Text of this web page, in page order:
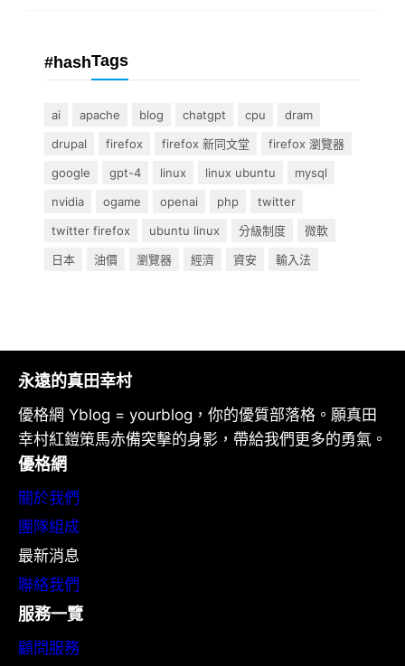
#hashTags
ai apache blog chatgpt cpu
dram
drupal
firefox firefox 新同文堂
firefox 瀏覽器
google
gpt-4 linux linux ubuntu
mysql
nvidia
ogame openai php
twitter
twitter firefox
ubuntu linux 分級制度
微軟
日本
油價 瀏覽器 經濟 資安 輸入法
永遠的真田幸村
優格網 Yblog = yourblog，你的優質部落格。願真田
幸村紅鎧策馬赤備突擊的身影，帶給我們更多的勇氣。
優格網
關於我們
團隊組成
最新消息
聯絡我們
服務一覽
顧問服務